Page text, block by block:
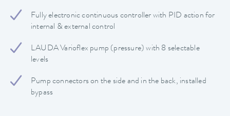
Fully electronic continuous controller with PID action for
internal & external control
LAUDA Varioflex pump (pressure) with 8 selectable
levels
Pump connectors on the side and in the back, installed
bypass